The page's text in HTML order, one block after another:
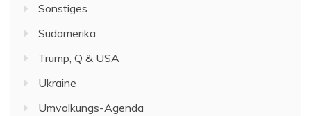
Sonstiges
Südamerika
Trump, Q & USA
Ukraine
Umvolkungs-Agenda